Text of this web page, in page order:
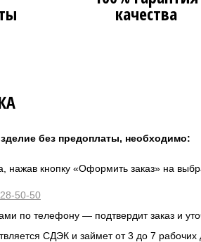
качества
без предоплаты, необходимо:
нажав кнопку «Оформить заказ» на
50-50
по телефону — подтвердит заказ и
СДЭК и займет от 3 до 7